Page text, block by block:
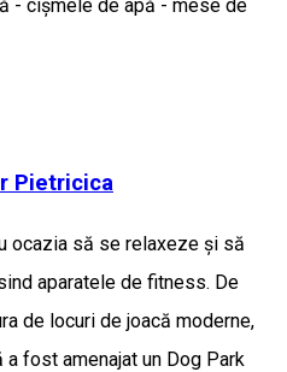
- cișmele de apă - mese de
Pietricica
ocazia să se relaxeze și să
aparatele de fitness. De
de locuri de joacă moderne,
fost amenajat un Dog Park